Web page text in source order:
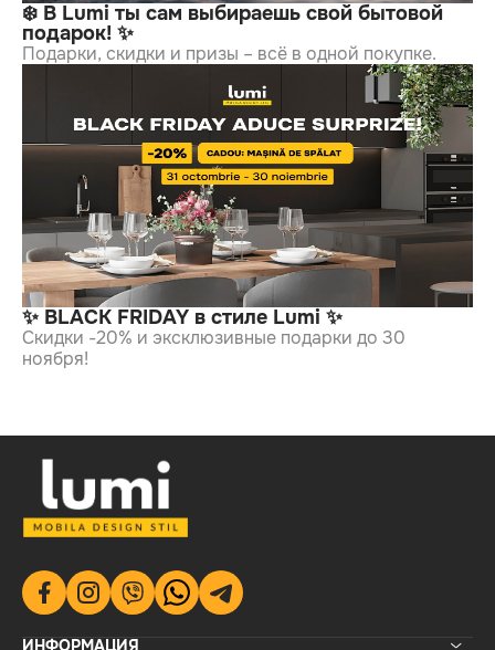
❄️ В Lumi ты сам выбираешь свой бытовой
подарок! ✨
Подарки, скидки и призы – всё в одной покупке.
✨ BLACK FRIDAY в стиле Lumi ✨
Скидки -20% и эксклюзивные подарки до 30
ноября!
ИНФОРМАЦИЯ